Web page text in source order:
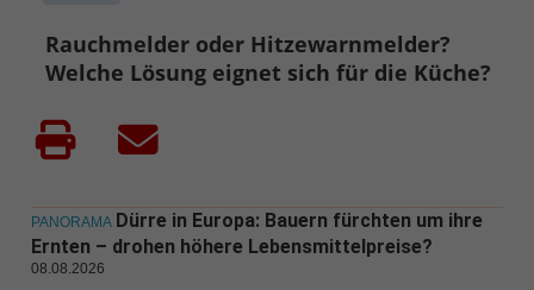
Rauchmelder oder Hitzewarnmelder?
Welche Lösung eignet sich für die Küche?
PANORAMA Dürre in Europa: Bauern fürchten um ihre
Ernten – drohen höhere Lebensmittelpreise?
08.08.2026